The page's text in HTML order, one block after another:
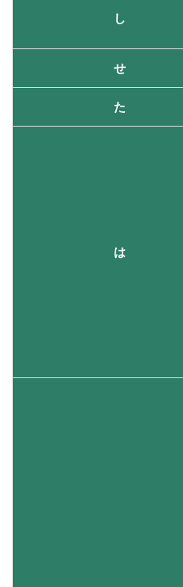
し
せ
た
は